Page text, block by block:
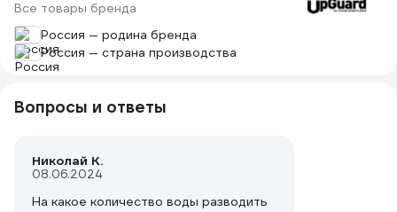
Все товары бренда
Россия — родина бренда
Россия — страна производства
Вопросы и ответы
Николай К.
08.06.2024
На какое количество воды разводить